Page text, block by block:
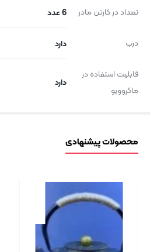
تعداد در کارتن مادر 6 عدد
درب دارد
قابلیت استفاده در
ماکروویو
دارد
محصولات پیشنهادی